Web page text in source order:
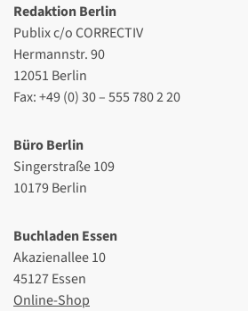
Redaktion Berlin
Publix c/o CORRECTIV
Hermannstr. 90
12051 Berlin
Fax: +49 (0) 30 – 555 780 2 20
Büro Berlin
Singerstraße 109
10179 Berlin
Buchladen Essen
Akazienallee 10
45127 Essen
Online-Shop